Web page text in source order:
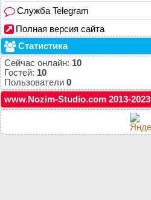
Служба Telegram
Полная версия сайта
Статистика
Сейчас онлайн: 10
Гостей: 10
Пользователи 0
www.Nozim-Studio.com 2013-2023